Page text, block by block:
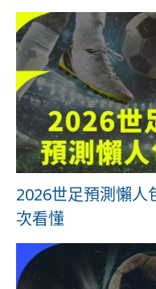
2026世足預測懶人
次看懂